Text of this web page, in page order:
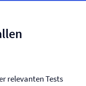
relevanten Tests